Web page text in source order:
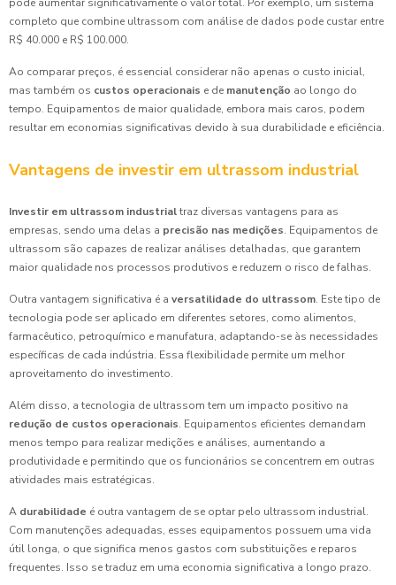
pode aumentar significativamente o valor total. Por exemplo, um sistema
completo que combine ultrassom com análise de dados pode custar entre
R$ 40.000 e R$ 100.000.
Ao comparar preços, é essencial considerar não apenas o custo inicial,
mas também os custos operacionais e de manutenção ao longo do
tempo. Equipamentos de maior qualidade, embora mais caros, podem
resultar em economias significativas devido à sua durabilidade e eficiência.
Vantagens de investir em ultrassom industrial
Investir em ultrassom industrialtraz diversas vantagens para as
empresas, sendo uma delas a precisão nas medições. Equipamentos de
ultrassom são capazes de realizar análises detalhadas, que garantem
maior qualidade nos processos produtivos e reduzem o risco de falhas.
Outra vantagem significativa é a versatilidade do ultrassom. Este tipo de
tecnologia pode ser aplicado em diferentes setores, como alimentos,
farmacêutico, petroquímico e manufatura, adaptando-se às necessidades
específicas de cada indústria. Essa flexibilidade permite um melhor
aproveitamento do investimento.
Além disso, a tecnologia de ultrassom tem um impacto positivo na
redução de custos operacionais. Equipamentos eficientes demandam
menos tempo para realizar medições e análises, aumentando a
produtividade e permitindo que os funcionários se concentrem em outras
atividades mais estratégicas.
A durabilidade é outra vantagem de se optar pelo ultrassom industrial.
Com manutenções adequadas, esses equipamentos possuem uma vida
útil longa, o que significa menos gastos com substituições e reparos
frequentes. Isso se traduz em uma economia significativa a longo prazo.